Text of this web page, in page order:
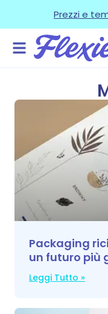
Prezzi e
Packaging
un futuro più
Leggi Tutto »